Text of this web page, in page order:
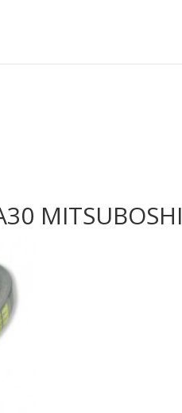
MITSUBOSHI